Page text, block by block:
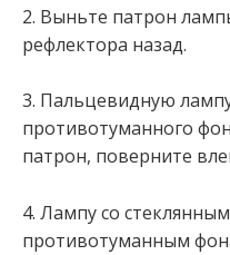
2. Выньте патрон
рефлектора назад.
3. Пальцевидную
противотуманного
патрон, поверните
4. Лампу со
противотуманным